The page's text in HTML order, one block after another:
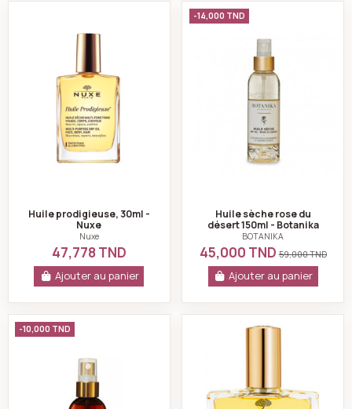
Huile prodigieuse, 30ml - Nuxe
Huile prodigieuse, 30ml -
Nuxe
Nuxe
47,778 TND
Ajouter au panier
-14,000 TND
Huile sèche rose du
désert 150ml - Botanika
BOTANIKA
45,000 TND59,000 TND
Ajouter au panier
Huile d'argan élixir 50ml - Botanika
-10,000 TND NUXE Huile